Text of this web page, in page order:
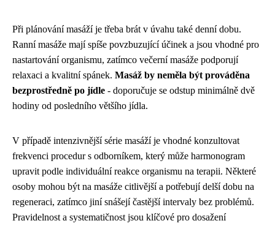
Při plánování masáží je třeba brát v úvahu také denní dobu.
Ranní masáže mají spíše povzbuzující účinek a jsou vhodné pro
nastartování organismu, zatímco večerní masáže podporují
relaxaci a kvalitní spánek. Masáž by neměla být prováděna
bezprostředně po jídle - doporučuje se odstup minimálně dvě
hodiny od posledního většího jídla.
V případě intenzivnější série masáží je vhodné konzultovat
frekvenci procedur s odborníkem, který může harmonogram
upravit podle individuální reakce organismu na terapii. Některé
osoby mohou být na masáže citlivější a potřebují delší dobu na
regeneraci, zatímco jiní snášejí častější intervaly bez problémů.
Pravidelnost a systematičnost jsou klíčové pro dosažení